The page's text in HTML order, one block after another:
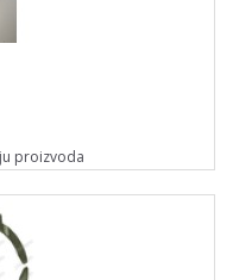
proizvoda